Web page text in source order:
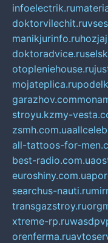
infoelectrik.ru
doktorvilechit.ru
manikjurinfo.ru
doktoradvice.ru
otopleniehouse.ru
mojateplica.ru
garazhov.com
stroyu.kzmy-
zsmh.com.ua
all-tattoos-for-
best-radio.com.ua
euroshiny.com.ua
searchus-nauti.ru
transgazstroy.ru
xtreme-rp.ru
orenferma.ru